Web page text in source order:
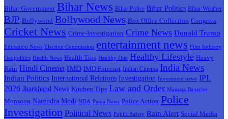
Bihar Government Bihar News Bihar Police Bihar Politics Bihar Weather
BJP Bollywood Bollywood News Box Office Collection Congress
Cricket News Crime-Investigation Crime News Donald Trump
Education News Election Commission entertainment news Film Industry
Geopolitics Health News Health Tips Healthy Diet Healthy Lifestyle Heavy
Rain Hindi Cinema IMD IMD Forecast Indian Cinema India News
Indian Politics International Relations Investigation Investment news IPL
2026 Jharkhand News Kitchen Tips Law and Order Mamata Banerjee
Monsoon Narendra Modi NDA Patna News Police Action Police
Investigation Political News Public Safety Rain Alert Social Media